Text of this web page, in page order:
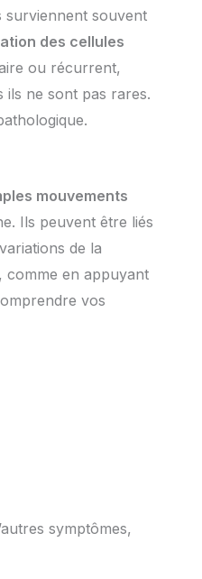
surviennent souvent
des cellules
ou récurrent,
ils ne sont pas rares.
mouvements
Ils peuvent être liés
de la
comme en appuyant
vos
symptômes,